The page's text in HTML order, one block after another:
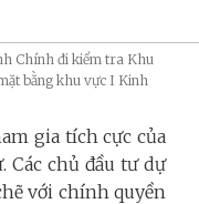
Chính đi kiểm tra Khu
bằng khu vực I Kinh
gia tích cực của
Các chủ đầu tư dự
với chính quyền